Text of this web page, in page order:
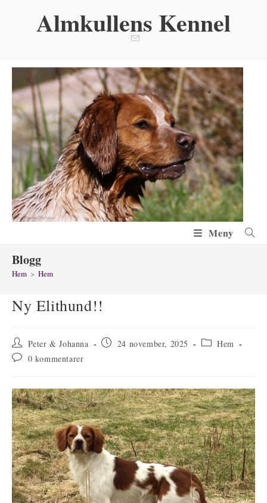
Almkullens Kennel
Meny
Blogg
Hem > Hem
Ny Elithund!!
Inläggsförfattare:
Peter & Johanna
Inlägget24 november, 2025 Inläggskategori:
Hem
Kommentarer
0 kommentarer